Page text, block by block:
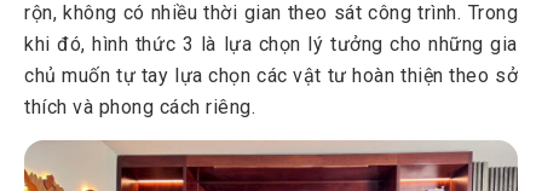
rộn, không có nhiều thời gian theo sát công trình. Trong
khi đó, hình thức 3 là lựa chọn lý tưởng cho những gia
chủ muốn tự tay lựa chọn các vật tư hoàn thiện theo sở
thích và phong cách riêng.